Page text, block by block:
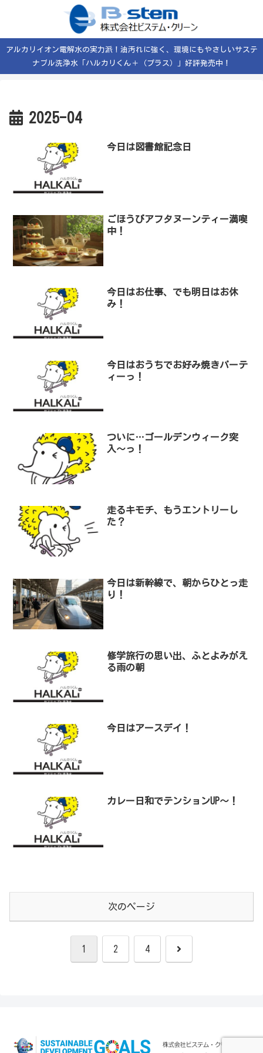
アルカリイオン電解水の実力派！油汚れに強く、環境にもやさしいサステ
ナブル洗浄水「ハルカリくん＋（プラス）」好評発売中！
2025-04
今日は図書館記念日
ごほうびアフタヌーンティー満喫
中！
今日はお仕事、でも明日はお休
み！
今日はおうちでお好み焼きパーテ
ィーっ！
ついに…ゴールデンウィーク突
入〜っ！
走るキモチ、もうエントリーし
た？
今日は新幹線で、朝からひとっ走
り！
修学旅行の思い出、ふとよみがえ
る雨の朝
今日はアースデイ！
カレー日和でテンションUP〜！
次のページ
1 2 4 次